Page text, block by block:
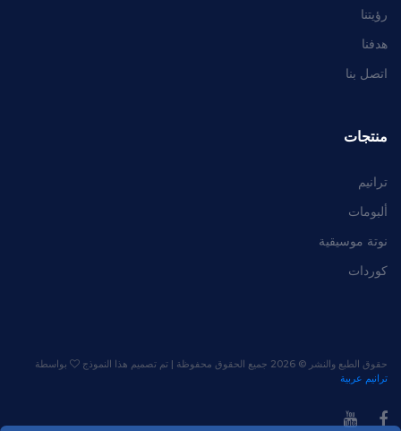
رؤيتنا
هدفنا
اتصل بنا
منتجات
ترانيم
ألبومات
نوتة موسيقية
كوردات
حقوق الطبع والنشر © 2026 جميع الحقوق محفوظة | تم تصميم هذا النموذج
بواسطة
ترانيم عربية